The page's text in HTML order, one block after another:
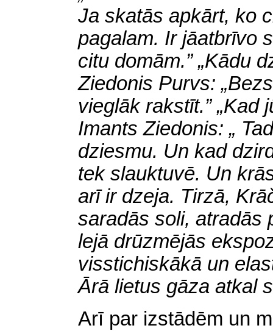
Ja skatās apkārt, ko
pagalam. Ir jāatbrīvo
citu domām.” „Kādu
Ziedonis Purvs:
vieglāk rakstīt.” „Kad
Imants Ziedonis: „
dziesmu. Un kad
tek slauktuvē. Un
arī ir dzeja. Tirzā,
saradās soli, atradās
lejā drūzmējās
visstichiskākā un
Ārā lietus gāza atkal
Arī par izstādēm un